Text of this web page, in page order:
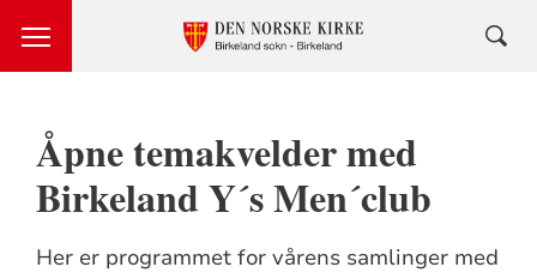
Åpne temakvelder med
Birkeland Y´s Men´club
Her er programmet for vårens samlinger med